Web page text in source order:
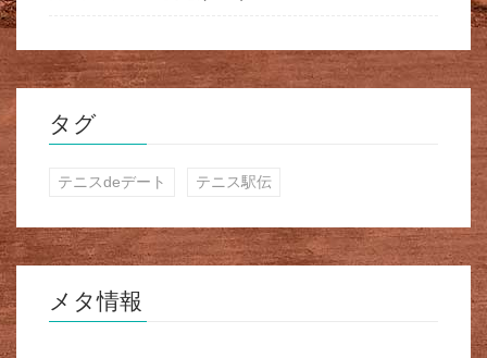
タグ
テニスdeデート テニス駅伝
メタ情報